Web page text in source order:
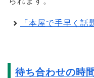
「本屋で手早く話
待ち合わせの時